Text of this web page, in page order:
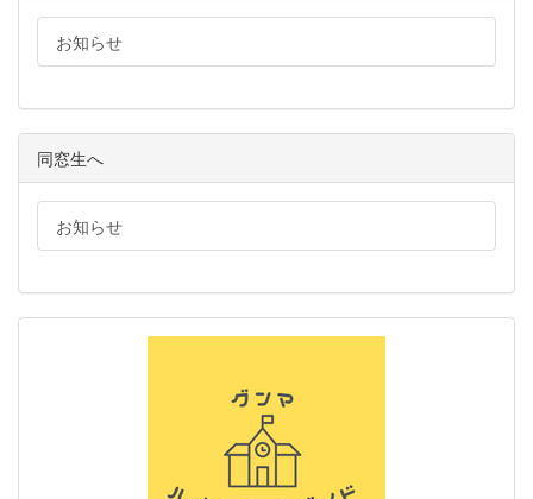
お知らせ
同窓生へ
お知らせ